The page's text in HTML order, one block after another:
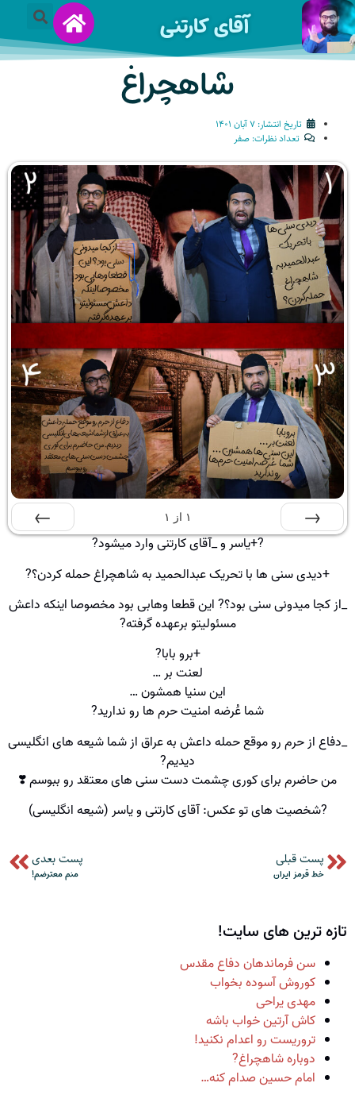
آقای کارتنی
شاهچراغ
تاریخ انتشار:
تعداد نظرات: صفر
۱ از ۱
?+یاسر و _آقای کارتنی وارد میشود?
+دیدی سنی ها با تحریک عبدالحمید به شاهچراغ حمله کردن؟?
_از کجا میدونی سنی بود؟? این قطعا وهابی بود مخصوصا اینکه داعش
مسئولیتو برعهده گرفته?
+برو بابا?
لعنت بر …
این سنیا همشون …
شما عُرضه امنیت حرم ها رو ندارید?
_دفاع از حرم رو موقع حمله داعش به عراق از شما شیعه های انگلیسی
دیدیم?
من حاضرم برای کوری چشمت دست سنی های معتقد رو ببوسم ❣️
?شخصیت های تو عکس: آقای کارتنی و یاسر (شیعه انگلیسی)
پست قبلی
خط قرمز ایران
پست بعدی
منم معترضم!
تازه ترین های سایت!
سن فرماندهان دفاع مقدس
کوروش آسوده بخواب
مهدی یراحی
کاش آرتین خواب باشه
تروریست رو اعدام نکنید!
دوباره شاهچراغ?
امام حسین صدام کنه…